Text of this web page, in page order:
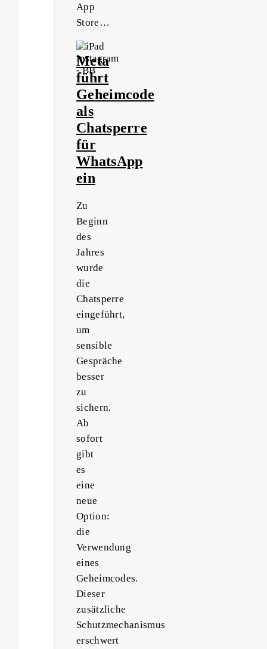
App
Store…
Meta
führt
Geheimcode
als
Chatsperre
für
WhatsApp
ein
Zu
Beginn
des
Jahres
wurde
die
Chatsperre
eingeführt,
um
sensible
Gespräche
besser
zu
sichern.
Ab
sofort
gibt
es
eine
neue
Option:
die
Verwendung
eines
Geheimcodes.
Dieser
zusätzliche
Schutzmechanismus
erschwert